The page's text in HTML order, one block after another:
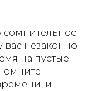
сомнительное
вас незаконно
на пустые
и